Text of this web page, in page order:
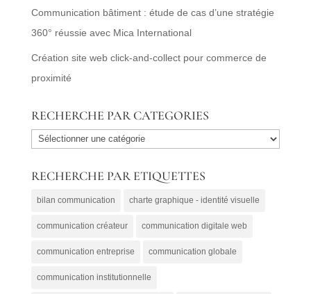
Communication bâtiment : étude de cas d’une stratégie
360° réussie avec Mica International
Création site web click-and-collect pour commerce de
proximité
RECHERCHE PAR CATEGORIES
RECHERCHE
CATEGORIES
RECHERCHE PAR ETIQUETTES
bilan communication charte graphique - identité visuelle
communication créateur communication digitale web
communication entreprise communication globale
communication institutionnelle